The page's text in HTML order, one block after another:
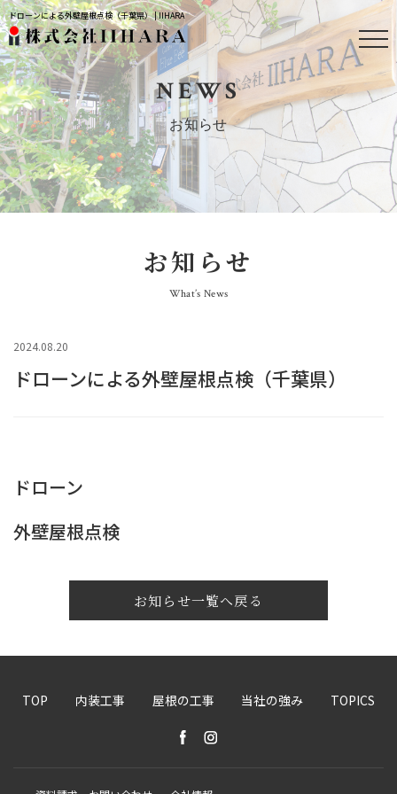
ドローンによる外壁屋根点検（千葉県） | IIHARA
NEWS
お知らせ
お知らせ
What’s News
2024.08.20
ドローンによる外壁屋根点検（千葉県）
ドローン
外壁屋根点検
お知らせ一覧へ戻る
TOP 内装工事 屋根の工事 当社の強み TOPICS